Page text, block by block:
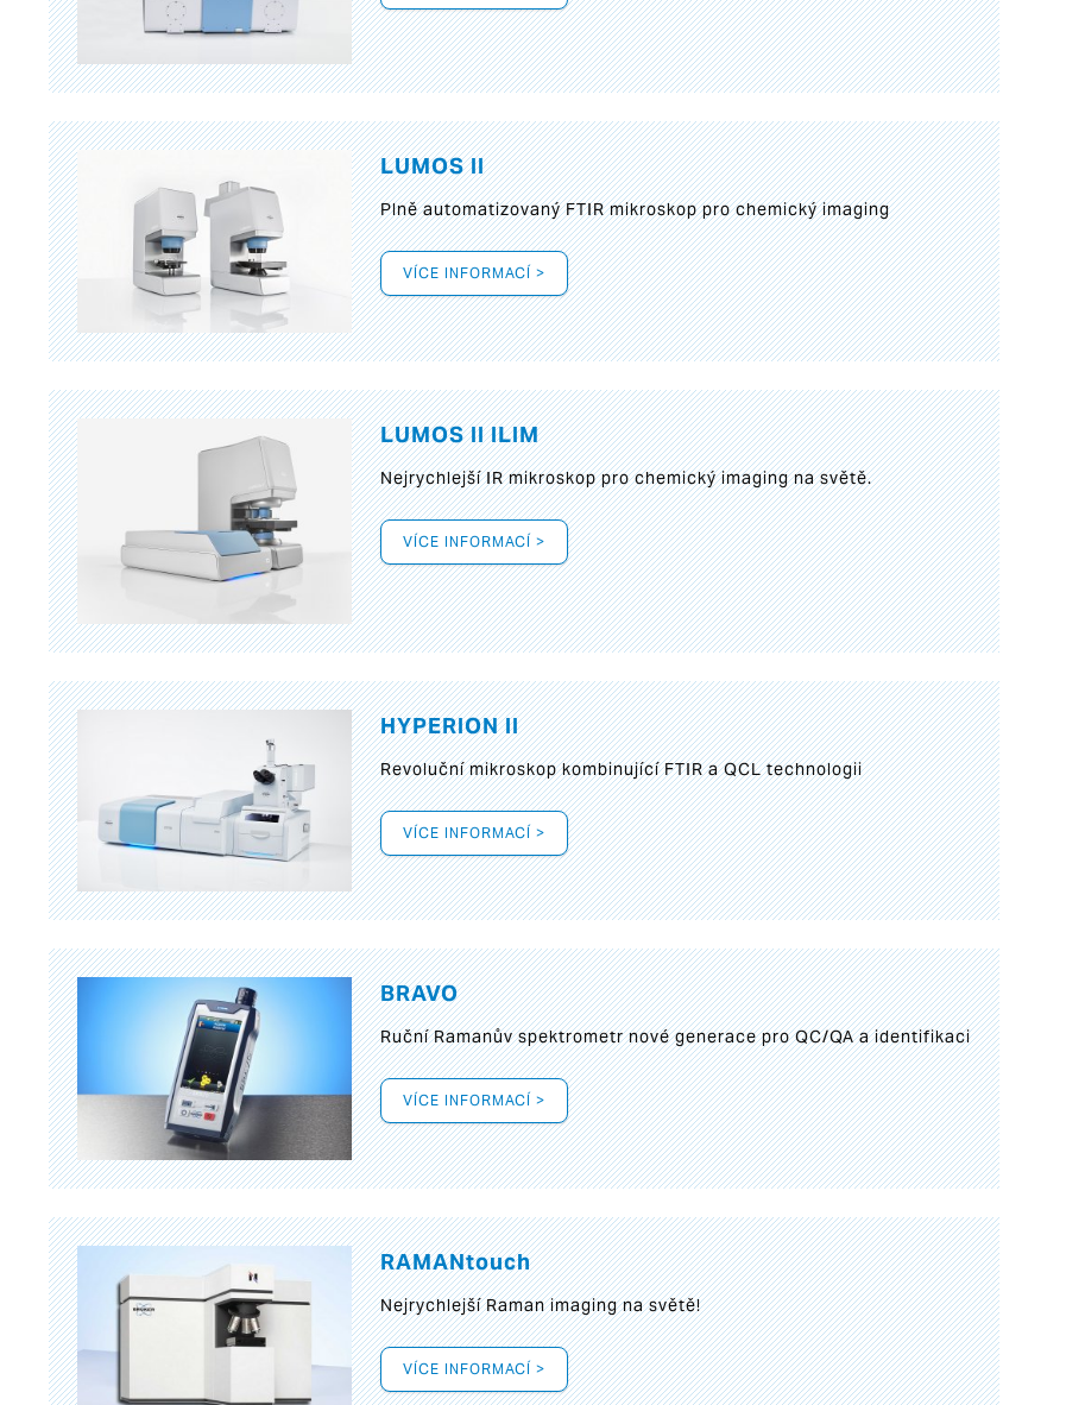
LUMOS II
Plně automatizovaný FTIR mikroskop pro chemický imaging
VÍCE INFORMACÍ >
LUMOS II ILIM
Nejrychlejší IR mikroskop pro chemický imaging na světě.
VÍCE INFORMACÍ >
HYPERION II
Revoluční mikroskop kombinující FTIR a QCL technologii
VÍCE INFORMACÍ >
BRAVO
Ruční Ramanův spektrometr nové generace pro QC/QA a identifikaci
VÍCE INFORMACÍ >
RAMANtouch
Nejrychlejší Raman imaging na světě!
VÍCE INFORMACÍ >